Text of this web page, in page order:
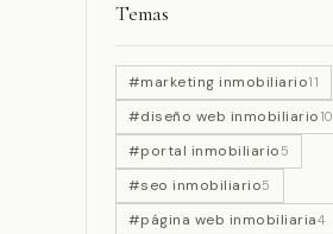
Temas
#marketing inmobiliario11
#diseño web inmobiliario 10
#portal inmobiliario 5
#seo inmobiliario5
#página web inmobiliaria4